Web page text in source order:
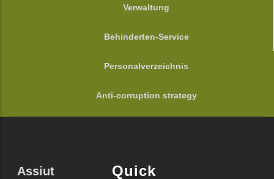
Verwaltung
Behinderten-Service
Personalverzeichnis
Anti-corruption strategy
Assiut
Quick